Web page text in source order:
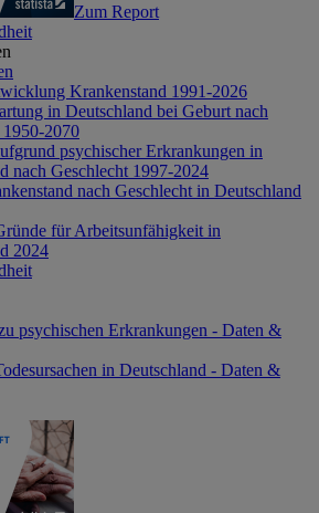
Zum Report
Krankenstand 1991-2026
in Deutschland bei Geburt nach
2070
psychischer Erkrankungen in
nach Geschlecht 1997-2024
nach Geschlecht in Deutschland
für Arbeitsunfähigkeit in
2024
psychischen Erkrankungen - Daten &
in Deutschland - Daten &